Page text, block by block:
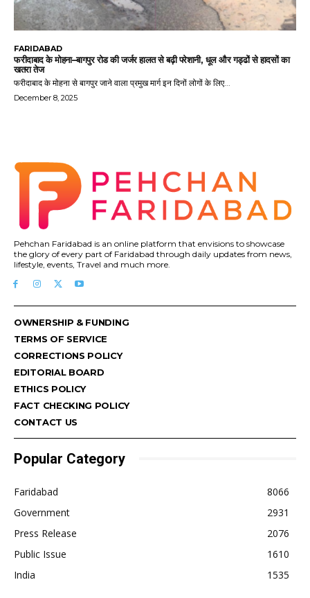
FARIDABAD
फरीदाबाद के मोहना–बागपुर रोड की जर्जर हालत से बढ़ी परेशानी, धूल और गड्ढों से हादसों का
खतरा तेज
फरीदाबाद के मोहना से बागपुर जाने वाला प्रमुख मार्ग इन दिनों लोगों के लिए...
December 8, 2025
Pehchan Faridabad is an online platform that envisions to showcase
the glory of every part of Faridabad through daily updates from news,
lifestyle, events, Travel and much more.
OWNERSHIP & FUNDING
TERMS OF SERVICE
CORRECTIONS POLICY
EDITORIAL BOARD
ETHICS POLICY
FACT CHECKING POLICY
CONTACT US
Popular Category
Faridabad
8066
Government
2931
Press Release
2076
Public Issue
1610
India
1535